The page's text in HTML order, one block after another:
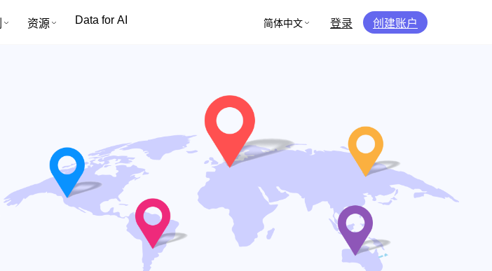
资源 Data for AI 简体中文 登录 创建账户